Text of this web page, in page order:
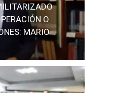
O
MARIO